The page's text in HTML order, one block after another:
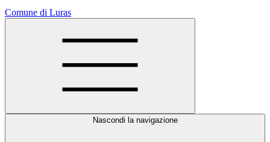
Comune di Luras
Nascondi la navigazione